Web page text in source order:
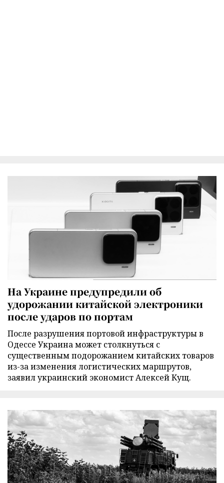
На Украине предупредили об
удорожании китайской электроники
после ударов по портам
После разрушения портовой инфраструктуры в
Одессе Украина может столкнуться с
существенным подорожанием китайских товаров
из-за изменения логистических маршрутов,
заявил украинский экономист Алексей Кущ.